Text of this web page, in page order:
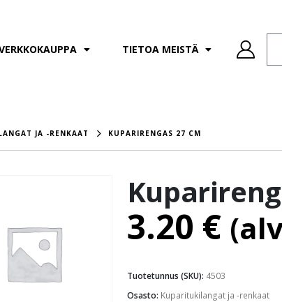
TIETOA MEISTÄ
JA -RENKAAT KUPARIRENGAS 27 CM
3.20 €
Tuotetunnus (SKU): 4503
Osasto: Kuparitukilangat ja -renkaat